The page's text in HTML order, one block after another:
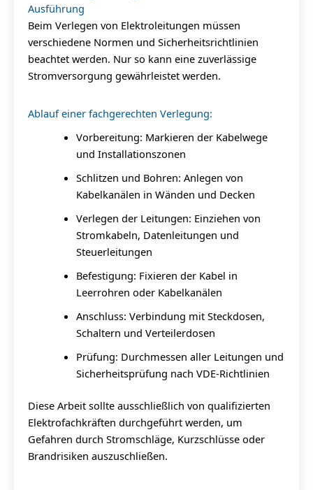
Ausführung
Beim Verlegen von Elektroleitungen müssen
verschiedene Normen und Sicherheitsrichtlinien
beachtet werden. Nur so kann eine zuverlässige
Stromversorgung gewährleistet werden.
Ablauf einer fachgerechten Verlegung:
Vorbereitung: Markieren der Kabelwege
und Installationszonen
Schlitzen und Bohren: Anlegen von
Kabelkanälen in Wänden und Decken
Verlegen der Leitungen: Einziehen von
Stromkabeln, Datenleitungen und
Steuerleitungen
Befestigung: Fixieren der Kabel in
Leerrohren oder Kabelkanälen
Anschluss: Verbindung mit Steckdosen,
Schaltern und Verteilerdosen
Prüfung: Durchmessen aller Leitungen und
Sicherheitsprüfung nach VDE-Richtlinien
Diese Arbeit sollte ausschließlich von qualifizierten
Elektrofachkräften durchgeführt werden, um
Gefahren durch Stromschläge, Kurzschlüsse oder
Brandrisiken auszuschließen.